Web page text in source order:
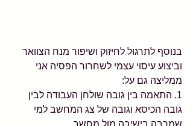
בנוסף לתרגול לחיזוק ושיפור מנח הצוואר
וביצוע עיסוי עצמי לשחרור הפסיה אני
ממליצה גם על:
1. התאמה בין גובה שולחן העבודה לבין
גובה הכיסא וגובה של צג המחשב למי